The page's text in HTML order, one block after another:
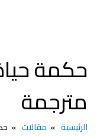
حكمة
مترجمة
الرئيسية مقالات